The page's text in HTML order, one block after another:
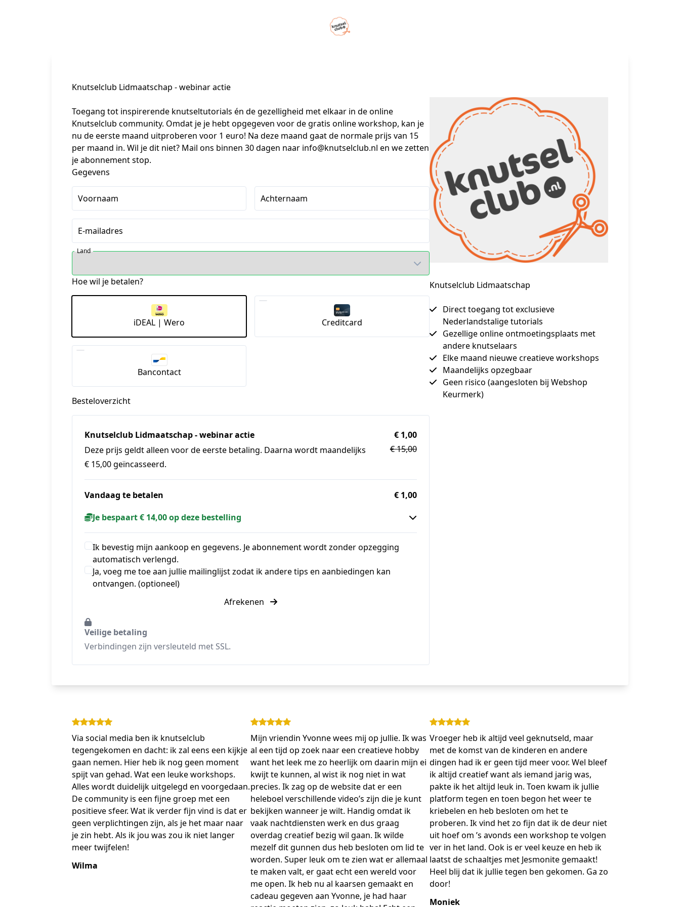
Knutselclub Lidmaatschap
Direct toegang tot exclusieve
Nederlandstalige tutorials
Gezellige online ontmoetingsplaats met
andere knutselaars
Elke maand nieuwe creatieve workshops
Maandelijks opzegbaar
Geen risico (aangesloten bij Webshop
Keurmerk)
Knutselclub Lidmaatschap - webinar actie
Toegang tot inspirerende knutseltutorials én de gezelligheid met elkaar in de online
Knutselclub community. Omdat je je hebt opgegeven voor de gratis online workshop, kan je
nu de eerste maand uitproberen voor 1 euro! Na deze maand gaat de normale prijs van 15
per maand in. Wil je dit niet? Mail ons binnen 30 dagen naar info@knutselclub.nl en we zetten
je abonnement stop.
Gegevens
Voornaam Achternaam
E-mailadres
Land
Hoe wil je betalen?
iDEAL | Wero Creditcard
Bancontact
Besteloverzicht
Knutselclub Lidmaatschap - webinar actie
Deze prijs geldt alleen voor de eerste betaling. Daarna wordt maandelijks
€ 15,00 geïncasseerd.
€ 1,00
€ 15,00
Vandaag te betalen
€ 1,00
Je bespaart € 14,00 op deze bestelling
Ik bevestig mijn aankoop en gegevens. Je abonnement wordt zonder opzegging
automatisch verlengd.
Ja, voeg me toe aan jullie mailinglijst zodat ik andere tips en aanbiedingen kan
ontvangen. (optioneel)
Afrekenen
Veilige betaling
Verbindingen zijn versleuteld met SSL.
Via social media ben ik knutselclub
tegengekomen en dacht: ik zal eens een kijkje
gaan nemen. Hier heb ik nog geen moment
spijt van gehad. Wat een leuke workshops.
Alles wordt duidelijk uitgelegd en voorgedaan.
De community is een fijne groep met een
positieve sfeer. Wat ik verder fijn vind is dat er
geen verplichtingen zijn, als je het maar naar
je zin hebt. Als ik jou was zou ik niet langer
meer twijfelen!
Wilma
Mijn vriendin Yvonne wees mij op jullie. Ik was
al een tijd op zoek naar een creatieve hobby
want het leek me zo heerlijk om daarin mijn ei
kwijt te kunnen, al wist ik nog niet in wat
precies. Ik zag op de website dat er een
heleboel verschillende video’s zijn die je kunt
bekijken wanneer je wilt. Handig omdat ik
vaak nachtdiensten werk en dus graag
overdag creatief bezig wil gaan. Ik wilde
mezelf dit gunnen dus heb besloten om lid te
worden. Super leuk om te zien wat er allemaal
te maken valt, er gaat echt een wereld voor
me open. Ik heb nu al kaarsen gemaakt en
cadeau gegeven aan Yvonne, je had haar
Vroeger heb ik altijd veel geknutseld, maar
met de komst van de kinderen en andere
dingen had ik er geen tijd meer voor. Wel bleef
ik altijd creatief want als iemand jarig was,
pakte ik het altijd leuk in. Toen kwam ik jullie
platform tegen en toen begon het weer te
kriebelen en heb besloten om het te
proberen. Ik vind het zo fijn dat ik de deur niet
uit hoef om ’s avonds een workshop te volgen
ver in het land. Ook is er veel keuze en heb ik
laatst de schaaltjes met Jesmonite gemaakt!
Heel blij dat ik jullie tegen ben gekomen. Ga zo
door!
Moniek